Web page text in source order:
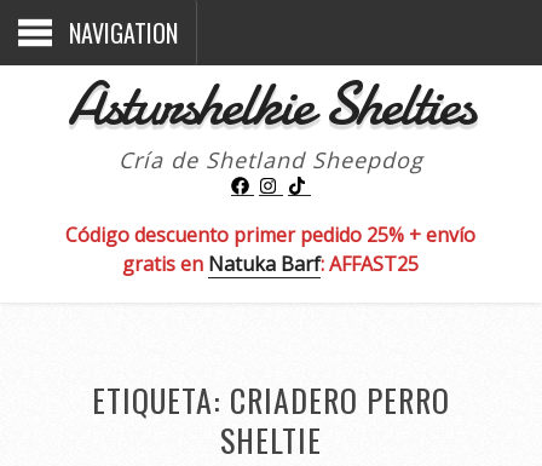
NAVIGATION
Asturshelkie Shelties
Cría de Shetland Sheepdog
Código descuento primer pedido 25% + envío
gratis en Natuka Barf: AFFAST25
ETIQUETA: CRIADERO PERRO
SHELTIE